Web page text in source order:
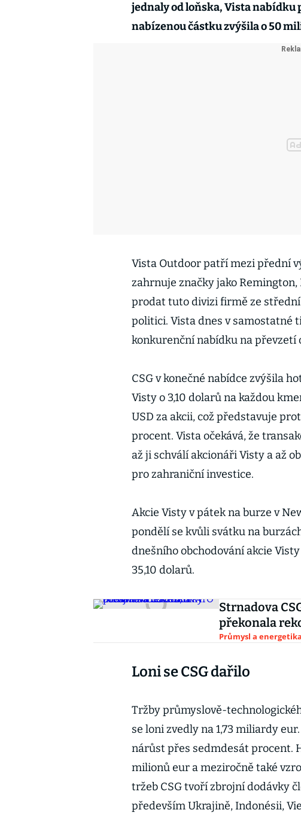
jednaly od loňska, Vista nabídku
nabízenou částku zvýšila o 50
Vista Outdoor patří mezi přední
zahrnuje značky jako Remington,
prodat tuto divizi firmě ze
politici. Vista dnes v samostatné
konkurenční nabídku na převzetí
CSG v konečné nabídce zvýšila
Visty o 3,10 dolarů na každou
USD za akcii, což představuje
procent. Vista očekává, že
až ji schválí akcionáři Visty a až
pro zahraniční investice.
Akcie Visty v pátek na burze v
pondělí se kvůli svátku na
dnešního obchodování akcie
35,10 dolarů.
Strnadova
překonala
Průmysl a energetika
Loni se CSG dařilo
Tržby průmyslově-
se loni zvedly na 1,73 miliardy
nárůst přes sedmdesát procent.
milionů eur a meziročně také
tržeb CSG tvoří zbrojní dodávky
především Ukrajině, Indonésii,